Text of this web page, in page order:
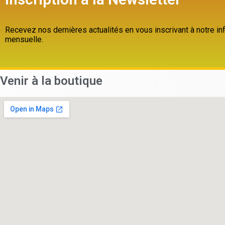
Recevez nos dernières actualités en vous inscrivant à notre
mensuelle.
Venir à la boutique